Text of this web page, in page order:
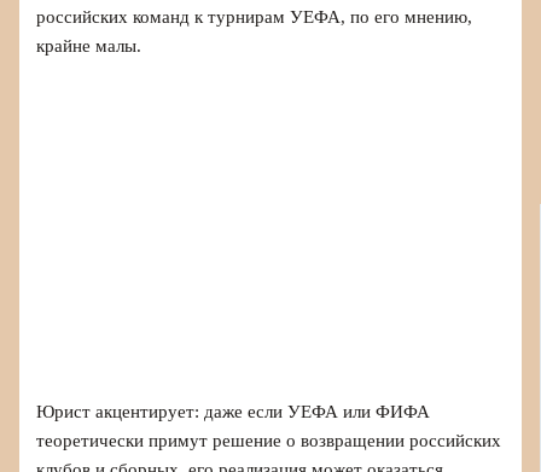
российских команд к турнирам УЕФА, по его мнению,
крайне малы.
Юрист акцентирует: даже если УЕФА или ФИФА
теоретически примут решение о возвращении российских